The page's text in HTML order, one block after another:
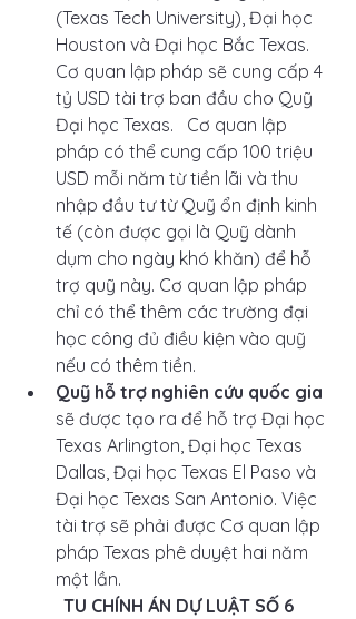
(Texas Tech University), Đại học
Houston và Đại học Bắc Texas.
Cơ quan lập pháp sẽ cung cấp 4
tỷ USD tài trợ ban đầu cho Quỹ
Đại học Texas.   Cơ quan lập
pháp có thể cung cấp 100 triệu
USD mỗi năm từ tiền lãi và thu
nhập đầu tư từ Quỹ ổn định kinh
tế (còn được gọi là Quỹ dành
dụm cho ngày khó khăn) để hỗ
trợ quỹ này. Cơ quan lập pháp
chỉ có thể thêm các trường đại
học công đủ điều kiện vào quỹ
nếu có thêm tiền.
Quỹ hỗ trợ nghiên cứu quốc gia
sẽ được tạo ra để hỗ trợ Đại học
Texas Arlington, Đại học Texas
Dallas, Đại học Texas El Paso và
Đại học Texas San Antonio. Việc
tài trợ sẽ phải được Cơ quan lập
pháp Texas phê duyệt hai năm
một lần.
TU CHÍNH ÁN DỰ LUẬT SỐ 6